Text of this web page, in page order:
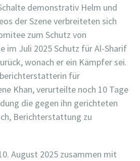
demonstrativ Helm und
der Szene verbreiteten sich
zum Schutz von
im Juli 2025 Schutz für Al-Sharif
wonach er ein Kämpfer sei.
für
Khan, verurteilte noch 10 Tage
die gegen ihn gerichteten
Berichterstattung zu
August 2025 zusammen mit